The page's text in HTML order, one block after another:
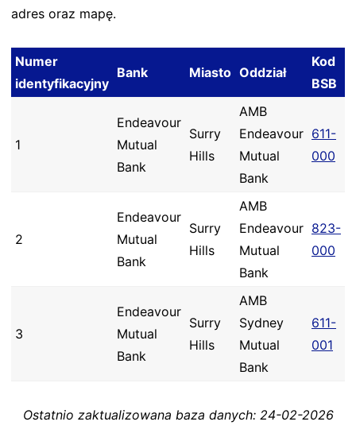
adres oraz mapę.
Numer
identyfikacyjny
Bank Miasto Oddział
Kod
BSB
1
Endeavour
Mutual
Bank
Surry
Hills
AMB
Endeavour
Mutual
Bank
611-
000
2
Endeavour
Mutual
Bank
Surry
Hills
AMB
Endeavour
Mutual
Bank
823-
000
3
Endeavour
Mutual
Bank
Surry
Hills
AMB
Sydney
Mutual
Bank
611-
001
Ostatnio zaktualizowana baza danych: 24-02-2026